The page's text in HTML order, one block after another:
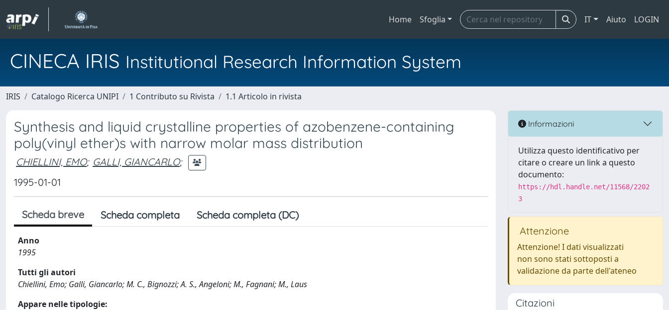
Home Sfoglia IT Aiuto LOGIN
CINECA IRIS Institutional Research Information System
IRIS Catalogo Ricerca UNIPI 1 Contributo su Rivista 1.1 Articolo in rivista
Synthesis and liquid crystalline properties of azobenzene-containing
poly(vinyl ether)s with narrow molar mass distribution
CHIELLINI, EMO; GALLI, GIANCARLO;
1995-01-01
Scheda breve Scheda completa Scheda completa (DC)
Anno
1995
Tutti gli autori
Chiellini, Emo; Galli, Giancarlo; M. C., Bignozzi; A. S., Angeloni; M., Fagnani; M., Laus
Appare nelle tipologie:
Informazioni
Utilizza questo identificativo per
citare o creare un link a questo
documento:
https://hdl.handle.net/11568/2202
3
Attenzione
Attenzione! I dati visualizzati
non sono stati sottoposti a
validazione da parte dell'ateneo
Citazioni